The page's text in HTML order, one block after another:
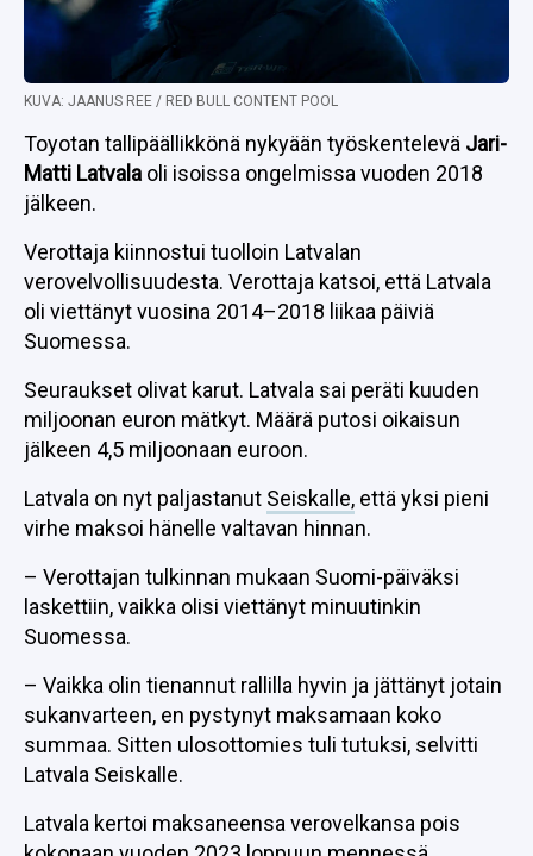
KUVA: JAANUS REE / RED BULL CONTENT POOL
Toyotan tallipäällikkönä nykyään työskentelevä Jari-
Matti Latvala oli isoissa ongelmissa vuoden 2018
jälkeen.
Verottaja kiinnostui tuolloin Latvalan
verovelvollisuudesta. Verottaja katsoi, että Latvala
oli viettänyt vuosina 2014–2018 liikaa päiviä
Suomessa.
Seuraukset olivat karut. Latvala sai peräti kuuden
miljoonan euron mätkyt. Määrä putosi oikaisun
jälkeen 4,5 miljoonaan euroon.
Latvala on nyt paljastanut Seiskalle, että yksi pieni
virhe maksoi hänelle valtavan hinnan.
– Verottajan tulkinnan mukaan Suomi-päiväksi
laskettiin, vaikka olisi viettänyt minuutinkin
Suomessa.
– Vaikka olin tienannut rallilla hyvin ja jättänyt jotain
sukanvarteen, en pystynyt maksamaan koko
summaa. Sitten ulosottomies tuli tutuksi, selvitti
Latvala Seiskalle.
Latvala kertoi maksaneensa verovelkansa pois